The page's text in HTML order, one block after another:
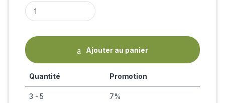
KUMKUMADI (Tailam - huile de soin ayurvédique) BIO
Ajouter au panier
Quantité Promotion
3 - 5 7%